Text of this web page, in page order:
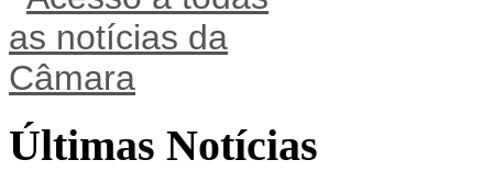
Últimas Notícias